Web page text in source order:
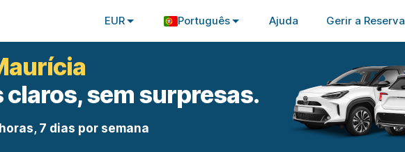
EUR Português Ajuda Gerir a Reserva
claros, sem surpresas.
7 dias por semana